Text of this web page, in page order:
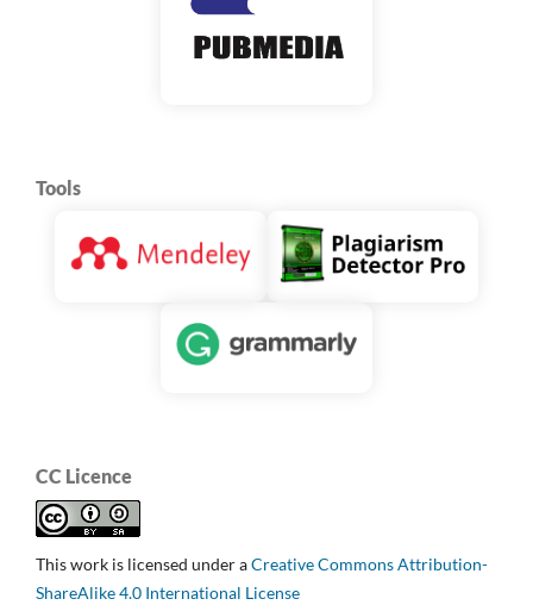
Tools
CC Licence
This work is licensed under aCreative Commons Attribution-
ShareAlike 4.0 International License